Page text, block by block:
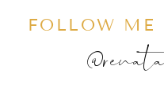
FOLLOW ME